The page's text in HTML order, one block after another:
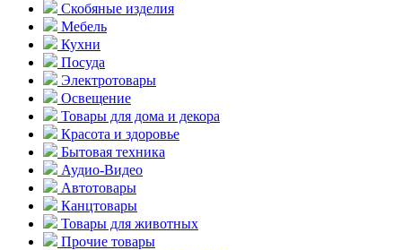
Скобяные изделия
Мебель
Кухни
Посуда
Электротовары
Освещение
Товары для дома и декора
Красота и здоровье
Бытовая техника
Аудио-Видео
Автотовары
Канцтовары
Товары для животных
Прочие товары